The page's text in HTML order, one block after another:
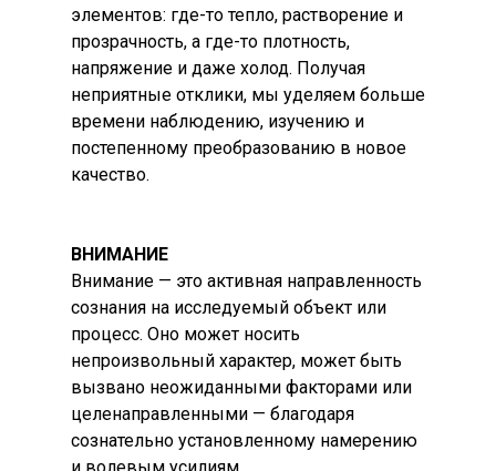
элементов: где-то тепло, растворение и
прозрачность, а где-то плотность,
напряжение и даже холод. Получая
неприятные отклики, мы уделяем больше
времени наблюдению, изучению и
постепенному преобразованию в новое
качество.
ВНИМАНИЕ
Внимание — это активная направленность
сознания на исследуемый объект или
процесс. Оно может носить
непроизвольный характер, может быть
вызвано неожиданными факторами или
целенаправленными — благодаря
сознательно установленному намерению